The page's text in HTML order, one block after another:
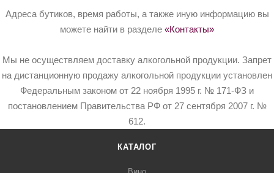
Адреса бутиков, время работы, а также иную информацию вы
можете найти в разделе «Контакты»
Мы не осуществляем доставку алкогольной продукции. Запрет
на дистанционную продажу алкогольной продукции установлен
Федеральным законом от 22 ноября 1995 г. № 171-ФЗ и
постановлением Правительства РФ от 27 сентября 2007 г. №
612.
КАТАЛОГ